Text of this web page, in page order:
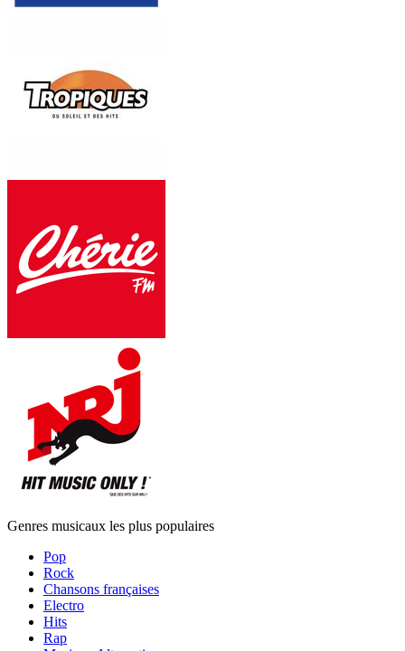
Genres musicaux les plus populaires
Pop
Rock
Chansons françaises
Electro
Hits
Rap